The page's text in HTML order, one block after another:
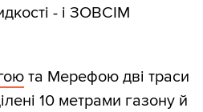
- і ЗОВСІМ
та Мерефою дві траси
10 метрами газону й